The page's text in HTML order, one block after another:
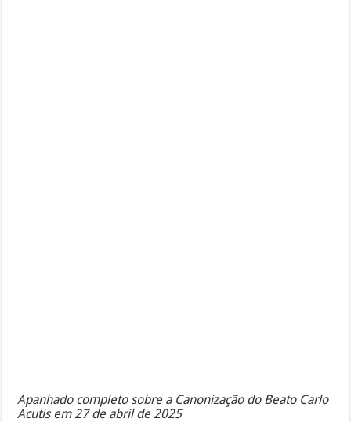
Apanhado completo sobre a Canonização do Beato Carlo
Acutis em 27 de abril de 2025